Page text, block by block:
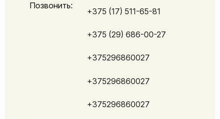
Позвонить:
+375 (17) 511-65-81
+375 (29) 686-00-27
+375296860027
+375296860027
+375296860027